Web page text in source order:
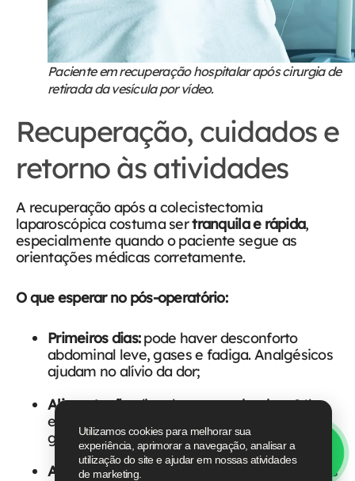
Paciente em recuperação hospitalar após cirurgia de
retirada da vesícula por vídeo.
Recuperação, cuidados e
retorno às atividades
A recuperação após a colecistectomia
laparoscópica costuma sertranquila e rápida,
especialmente quando o paciente segue as
orientações médicas corretamente.
O que esperar no pós-operatório:
Primeiros dias:pode haver desconforto
abdominal leve, gases e fadiga. Analgésicos
ajudam no alívio da dor;
Alimentação:dieta leve nas primeiras 24h,
evoluindo conforme a tolerância. Alimentos
gordurosos devem ser evitados no início;
Atividades físicas:
repouso leve nos primeiros
Utilizamos cookies para melhorar sua
experiência, aprimorar a navegação, analisar a
utilização do site e ajudar em nossas atividades
de marketing.